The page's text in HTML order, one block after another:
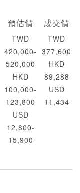
預估價
TWD
420,000-
520,000
HKD
100,000-
123,800
USD
12,800-
15,900
成交價
TWD
377,600
HKD
89,288
USD
11,434